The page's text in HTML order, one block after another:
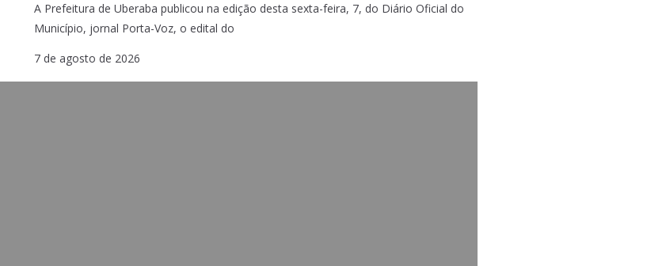
A Prefeitura de Uberaba publicou na edição desta sexta-feira, 7, do Diário Oficial do
Município, jornal Porta-Voz, o edital do
7 de agosto de 2026